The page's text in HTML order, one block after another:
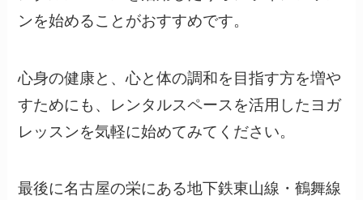
ンを始めることがおすすめです。
心身の健康と、心と体の調和を目指す方を増や
すためにも、レンタルスペースを活用したヨガ
レッスンを気軽に始めてみてください。
最後に名古屋の栄にある地下鉄東山線・鶴舞線